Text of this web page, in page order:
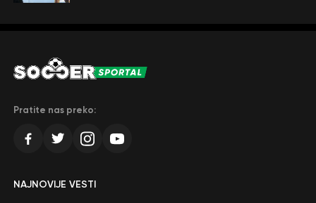
Pratite nas preko:
NAJNOVIJE VESTI